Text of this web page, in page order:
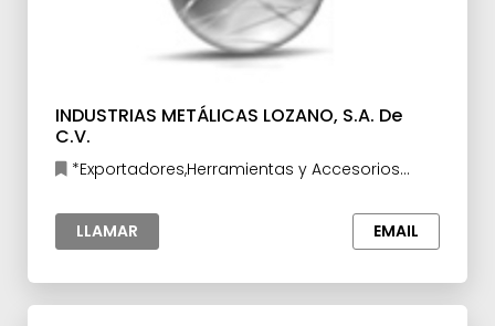
INDUSTRIAS METÁLICAS LOZANO, S.A. De
C.V.
*Exportadores,Herramientas y Accesorios
LLAMAR
EMAIL